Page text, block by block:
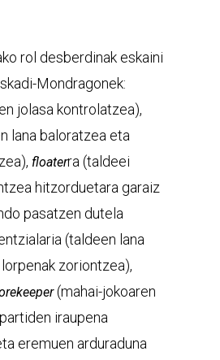
rol desberdinak eskaini
Mondragonek:
jolasa kontrolatzea),
lana baloratzea eta
floaterra (taldeei
hitzorduetara garaiz
pasatzen dutela
(taldeen lana
zoriontzea),
(mahai-jokoaren
iraupena
eremuen arduraduna